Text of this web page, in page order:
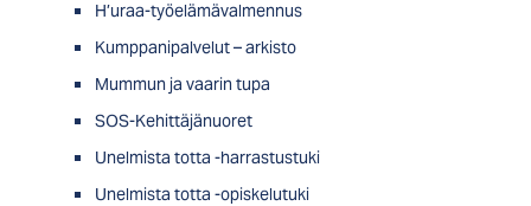
H’uraa-työelämävalmennus
Kumppanipalvelut – arkisto
Mummun ja vaarin tupa
SOS-Kehittäjänuoret
Unelmista totta -harrastustuki
Unelmista totta -opiskelutuki